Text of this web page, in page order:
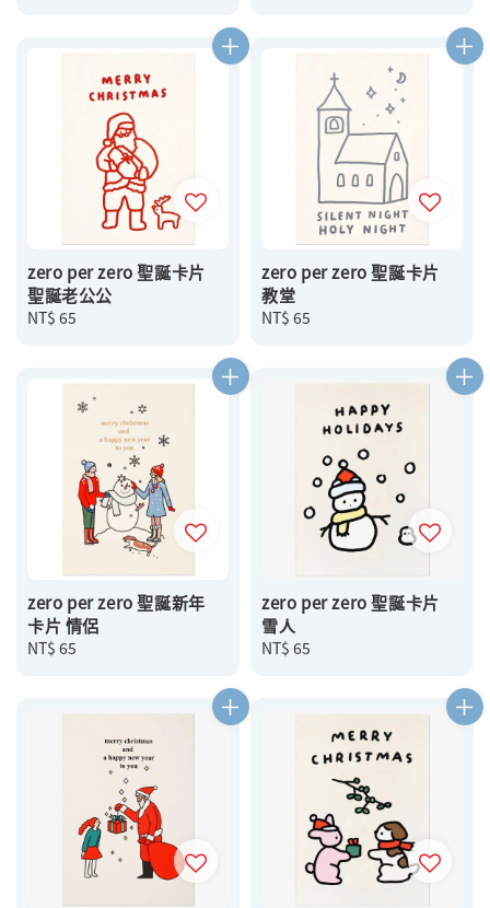
zero per zero 聖誕卡片
聖誕老公公
Regular
NT$ 65
zero per zero 聖誕卡片
教堂
Regular
NT$ 65
zero per zero 聖誕新年
卡片 情侶
Regular
NT$ 65
zero per zero 聖誕卡片
雪人
Regular
NT$ 65